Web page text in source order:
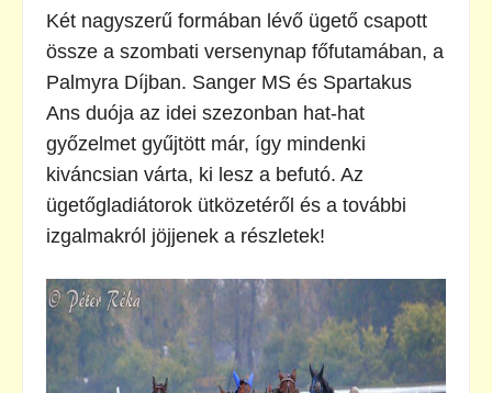
Két nagyszerű formában lévő ügető csapott
össze a szombati versenynap főfutamában, a
Palmyra Díjban. Sanger MS és Spartakus
Ans duója az idei szezonban hat-hat
győzelmet gyűjtött már, így mindenki
kiváncsian várta, ki lesz a befutó. Az
ügetőgladiátorok ütközetéről és a további
izgalmakról jöjjenek a részletek!